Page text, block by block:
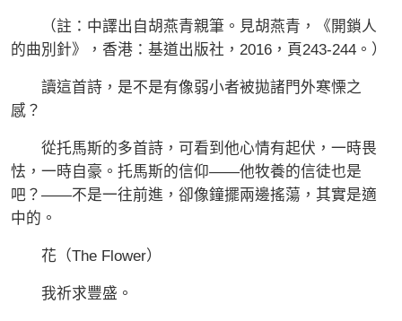
（註：中譯出自胡燕青親筆。見胡燕青，《開鎖人
的曲別針》，香港：基道出版社，2016，頁243-244。）
讀這首詩，是不是有像弱小者被拋諸門外寒慄之
感？
從托馬斯的多首詩，可看到他心情有起伏，一時畏
怯，一時自豪。托馬斯的信仰——他牧養的信徒也是
吧？——不是一往前進，卻像鐘擺兩邊搖蕩，其實是適
中的。
花（The Flower）
我祈求豐盛。